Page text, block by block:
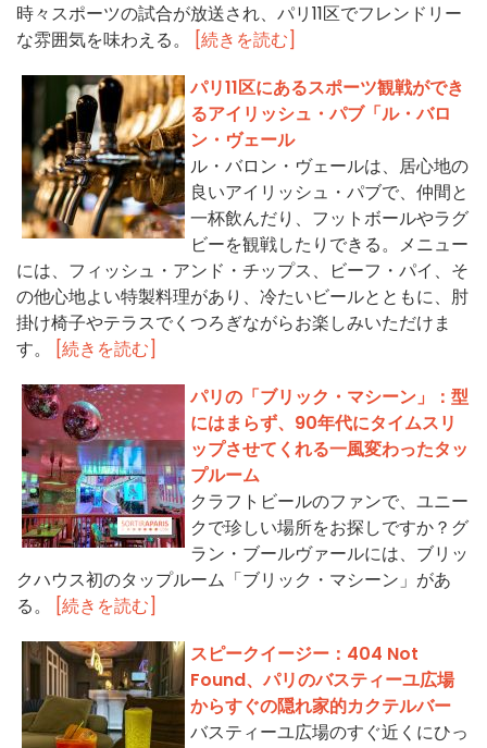
時々スポーツの試合が放送され、パリ11区でフレンドリー
な雰囲気を味わえる。
[続きを読む]
パリ11区にあるスポーツ観戦ができ
るアイリッシュ・パブ「ル・バロ
ン・ヴェール
ル・バロン・ヴェールは、居心地の
良いアイリッシュ・パブで、仲間と
一杯飲んだり、フットボールやラグ
ビーを観戦したりできる。メニュー
には、フィッシュ・アンド・チップス、ビーフ・パイ、そ
の他心地よい特製料理があり、冷たいビールとともに、肘
掛け椅子やテラスでくつろぎながらお楽しみいただけま
す。
[続きを読む]
パリの「ブリック・マシーン」：型
にはまらず、90年代にタイムスリ
ップさせてくれる一風変わったタッ
プルーム
クラフトビールのファンで、ユニー
クで珍しい場所をお探しですか？グ
ラン・ブールヴァールには、ブリッ
クハウス初のタップルーム「ブリック・マシーン」があ
る。
[続きを読む]
スピークイージー：404 Not
Found、パリのバスティーユ広場
からすぐの隠れ家的カクテルバー
バスティーユ広場のすぐ近くにひっ